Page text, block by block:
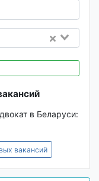
в Беларуси:
вакансий